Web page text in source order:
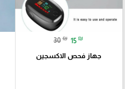
30 ₪ 15 ₪
جهاز فحص الاكسجين